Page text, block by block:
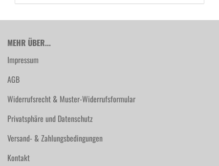
MEHR ÜBER...
Impressum
AGB
Widerrufsrecht & Muster-Widerrufsformular
Privatsphäre und Datenschutz
Versand- & Zahlungsbedingungen
Kontakt